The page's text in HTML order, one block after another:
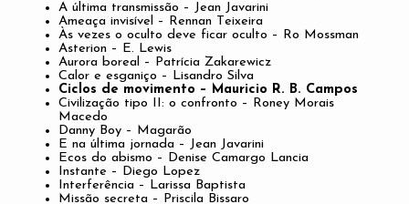
A última transmissão – Jean Javarini
Ameaça invisível – Rennan Teixeira
Às vezes o oculto deve ficar oculto – Ro Mossman
Asterion – E. Lewis
Aurora boreal – Patrícia Zakarewicz
Calor e esganiço – Lisandro Silva
Ciclos de movimento – Mauricio R. B. Campos
Civilização tipo II: o confronto – Roney Morais
Macedo
Danny Boy – Magarão
E na última jornada – Jean Javarini
Ecos do abismo – Denise Camargo Lancia
Instante – Diego Lopez
Interferência – Larissa Baptista
Missão secreta – Priscila Bissaro